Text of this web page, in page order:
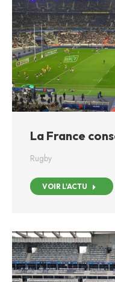
La France
Rugby
VOIR L'ACTU